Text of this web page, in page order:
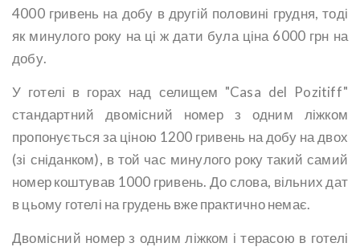
4000 гривень на добу в другій половині грудня, тоді
як минулого року на ці ж дати була ціна 6000 грн на
добу.
У готелі в горах над селищем "Casa del Pozitiff"
стандартний двомісний номер з одним ліжком
пропонується за ціною 1200 гривень на добу на двох
(зі сніданком), в той час минулого року такий самий
номер коштував 1000 гривень. До слова, вільних дат
в цьому готелі на грудень вже практично немає.
Двомісний номер з одним ліжком і терасою в готелі